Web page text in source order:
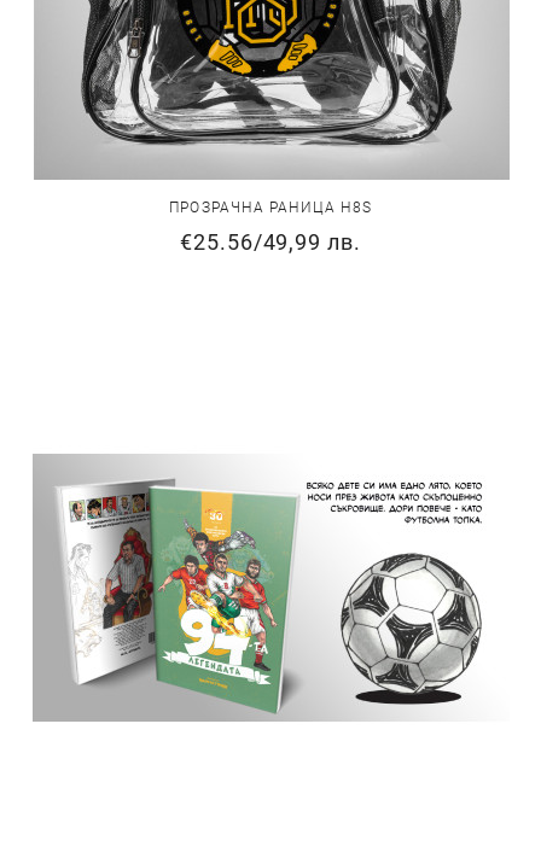
ПРОЗРАЧНА РАНИЦА H8S
€25.56/49,99 лв.